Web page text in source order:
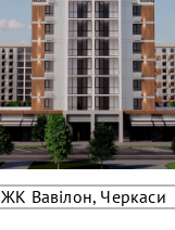
ЖК Вавілон, Черкаси